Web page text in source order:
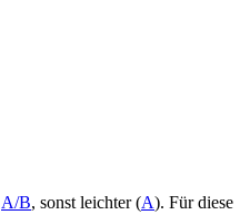
A/B, sonst leichter (A). Für diese